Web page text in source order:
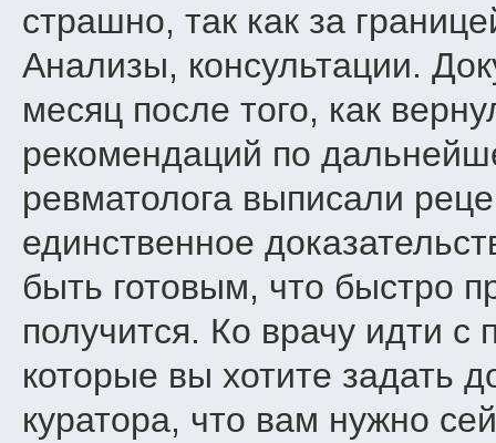
страшно, так как за
Анализы, консультации.
месяц после того, как
рекомендаций по
ревматолога выписали
единственное
быть готовым, что быстро
получится. Ко врачу идти
которые вы хотите задать
куратора, что вам нужно